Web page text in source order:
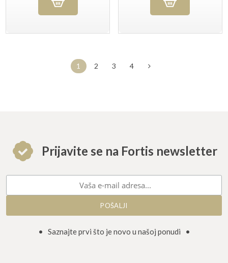
1 2 3 4
Prijavite se na Fortis newsletter
• Saznajte prvi što je novo u našoj ponudi •